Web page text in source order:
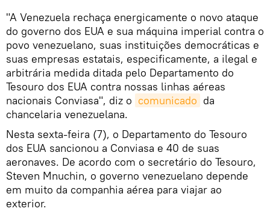
"A Venezuela rechaça energicamente o novo ataque
do governo dos EUA e sua máquina imperial contra o
povo venezuelano, suas instituições democráticas e
suas empresas estatais, especificamente, a ilegal e
arbitrária medida ditada pelo Departamento do
Tesouro dos EUA contra nossas linhas aéreas
nacionais Conviasa", diz o comunicado da
chancelaria venezuelana.
Nesta sexta-feira (7), o Departamento do Tesouro
dos EUA sancionou a Conviasa e 40 de suas
aeronaves. De acordo com o secretário do Tesouro,
Steven Mnuchin, o governo venezuelano depende
em muito da companhia aérea para viajar ao
exterior.